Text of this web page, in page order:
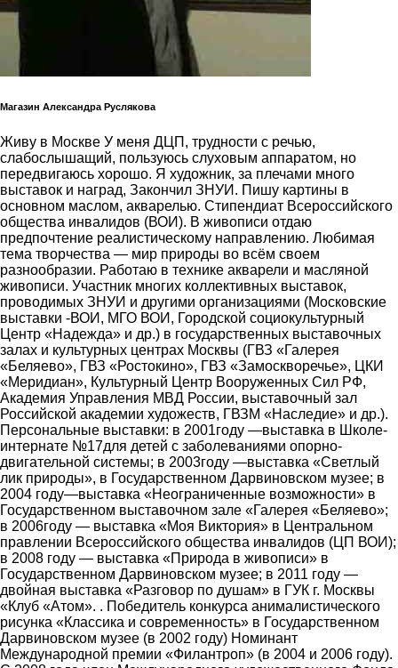
Магазин Александра Руслякова
Живу в Москве У меня ДЦП, трудности с речью,
слабослышащий, пользуюсь слуховым аппаратом, но
передвигаюсь хорошо. Я художник, за плечами много
выставок и наград, Закончил ЗНУИ. Пишу картины в
основном маслом, акварелью. Стипендиат Всероссийского
общества инвалидов (ВОИ). В живописи отдаю
предпочтение реалистическому направлению. Любимая
тема творчества ― мир природы во всём своем
разнообразии. Работаю в технике акварели и масляной
живописи. Участник многих коллективных выставок,
проводимых ЗНУИ и другими организациями (Московские
выставки -ВОИ, МГО ВОИ, Городской социокультурный
Центр «Надежда» и др.) в государственных выставочных
залах и культурных центрах Москвы (ГВЗ «Галерея
«Беляево», ГВЗ «Ростокино», ГВЗ «Замоскворечье», ЦКИ
«Меридиан», Культурный Центр Вооруженных Сил РФ,
Академия Управления МВД России, выставочный зал
Российской академии художеств, ГВЗМ «Наследие» и др.).
Персональные выставки: в 2001году ―выставка в Школе-
интернате №17для детей с заболеваниями опорно-
двигательной системы; в 2003году ―выставка «Светлый
лик природы», в Государственном Дарвиновском музее; в
2004 году―выставка «Неограниченные возможности» в
Государственном выставочном зале «Галерея «Беляево»;
в 2006году ― выставка «Моя Виктория» в Центральном
правлении Всероссийского общества инвалидов (ЦП ВОИ);
в 2008 году ― выставка «Природа в живописи» в
Государственном Дарвиновском музее; в 2011 году ―
двойная выставка «Разговор по душам» в ГУК г. Москвы
«Клуб «Атом». . Победитель конкурса анималистического
рисунка «Классика и современность» в Государственном
Дарвиновском музее (в 2002 году) Номинант
Международной премии «Филантроп» (в 2004 и 2006 году).